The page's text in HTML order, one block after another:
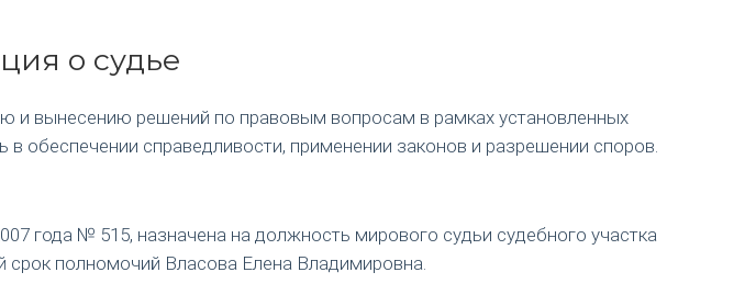
о судье
и вынесению решений по правовым вопросам в рамках установленных
обеспечении справедливости, применении законов и разрешении споров.
года № 515, назначена на должность мирового судьи судебного участка
срок полномочий Власова Елена Владимировна.